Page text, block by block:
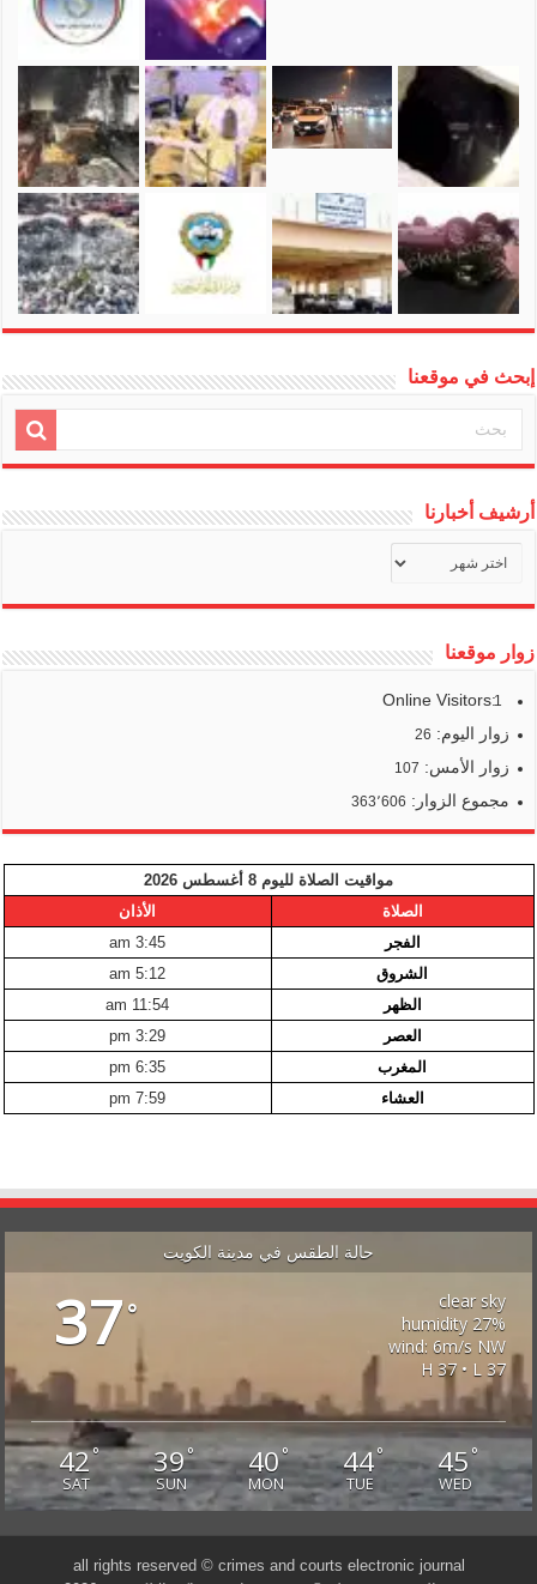
إبحث في موقعنا
أرشيف أخبارنا
أخبارنا
زوار موقعنا
Online Visitors:
1
زوار اليوم: 26
زوار الأمس: 107
مجموع الزوار: 363٬606
مواقيت الصلاة لليوم 8 أغسطس 2026
الصلاة
الأذان
الفجر
3:45 am
الشروق
5:12 am
الظهر
11:54 am
العصر
3:29 pm
المغرب
6:35 pm
العشاء
7:59 pm
حالة الطقس في مدينة الكويت
37°
clear sky
27% humidity
wind: 6m/s NW
H 37 • L 37
42°
SAT
39°
SUN
40°
MON
44°
TUE
45°
WED
all rights reserved © crimes and courts electronic journal